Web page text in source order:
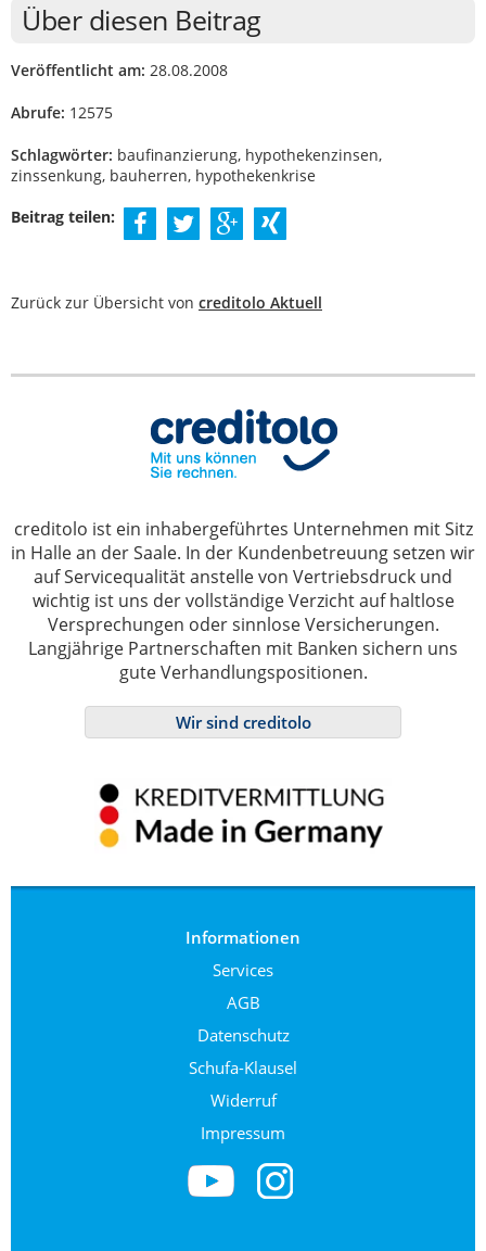
Über diesen Beitrag
Veröffentlicht am: 28.08.2008
Abrufe: 12575
Schlagwörter: baufinanzierung, hypothekenzinsen,
zinssenkung, bauherren, hypothekenkrise
Beitrag teilen:
Zurück zur Übersicht von creditolo Aktuell
creditolo ist ein inhabergeführtes Unternehmen mit Sitz
in Halle an der Saale. In der Kundenbetreuung setzen wir
auf Servicequalität anstelle von Vertriebsdruck und
wichtig ist uns der vollständige Verzicht auf haltlose
Versprechungen oder sinnlose Versicherungen.
Langjährige Partnerschaften mit Banken sichern uns
gute Verhandlungspositionen.
Wir sind creditolo
Informationen
Services
AGB
Datenschutz
Schufa-Klausel
Widerruf
Impressum